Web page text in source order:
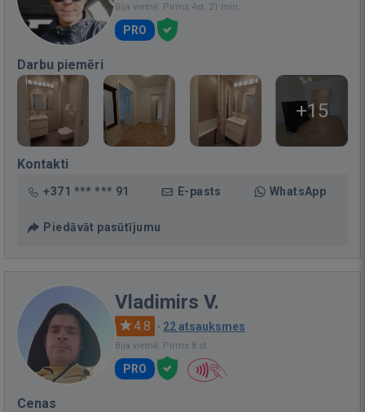
Bija vietnē: Pirms 4st. 21 min.
PRO
Darbu piemēri
+15
Kontakti
+371 *** *** 91 E-pasts WhatsApp
Piedāvāt pasūtījumu
Vladimirs V.
4.8 · 22 atsauksmes
Bija vietnē: Pirms 8 st.
PRO
Cenas